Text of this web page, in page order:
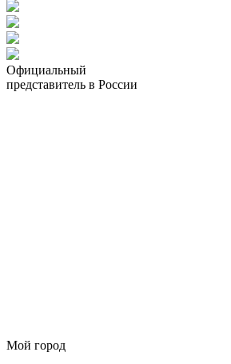
Официальный
представитель в России
Мой город